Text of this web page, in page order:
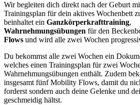
Wir begleiten dich direkt nach der Geburt
Trainingsplan für dein aktives Wochenbett
beinhaltet ein Ganzkörperkrafttraining,
Wahrnehmungsübungen für den
Flows und wird alle zwei Wochen
Du bekommst alle zwei Wochen ein
welches einen Trainingsplan für zwei
Wahrnehmungsübungen enthält. Zudem
insgesamt fünf Mobility Flows, damit du
forderst sondern auch deine Gelenke und
geschmeidig hältst.